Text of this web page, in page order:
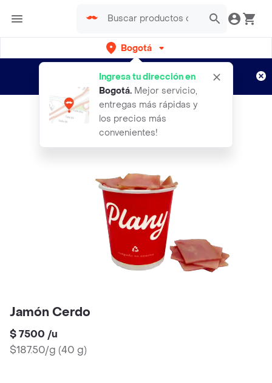
Bogotá
Ingresa tu dirección en
Bogotá. Mejor servicio,
entregas más rápidas y
los precios más
convenientes!
envíos gratis por semanas
Aplican TyC
Jamón Cerdo
$ 7500 /u
$187.50/g (40 g)